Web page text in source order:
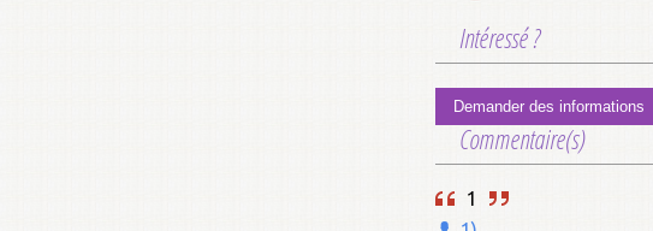
Intéressé ?
Demander des informations
Commentaire(s)
1